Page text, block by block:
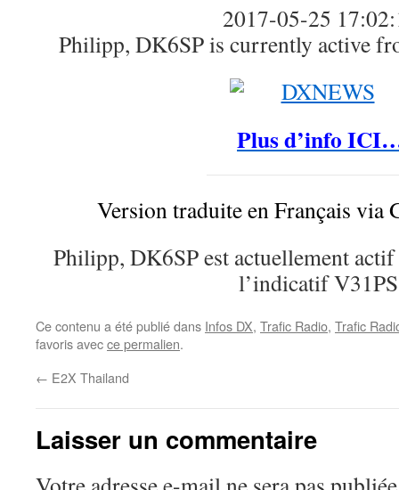
2017-05-25
Philipp, DK6SP is currently active
Plus d’info
Version traduite en Français via
Philipp, DK6SP est actuellement
l’indicatif
Ce contenu a été publié dans Infos DX, Trafic Radio, Trafic
favoris avecce permalien.
← E2X Thailand
Laisser un commentaire